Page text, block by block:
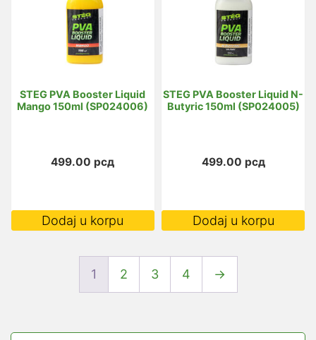
STEG PVA Booster Liquid
Mango 150ml (SP024006)
499.00 рсд
Dodaj u korpu
STEG PVA Booster Liquid N-
Butyric 150ml (SP024005)
499.00 рсд
Dodaj u korpu
1 2 3 4 →